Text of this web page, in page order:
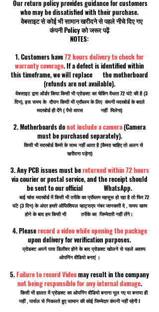
Our return policy provides guidance for customers
who may be dissatisfied with their purchase.
वेबसाइट से कोई भी सामान खरीदने से पहले नीचे दिए गए
कंपनी Policy को जरूर पढ़ें
NOTES:
1. Customers have72 hours delivery to check for
warranty coverage. If a defect is identified within
this timeframe, we will replace the motherboard
(refunds are not available).
वेबसाइट द्वारा ऑर्डर किया किसी भी प्रोडक्ट का चेकिंग वैधता 72 घंटे की है (3
दिन), इस समय के दौरान किसी भी प्रॉब्लम के लिए कंपनी मदरबोर्ड के बदले
मदरबोर्ड ही देंगे ( पैसे वापस नहीं मिलेगा)
2. Motherboards donot include a camera(Camera
must be purchased separately).
किसी भी मदरबोर्ड कैमरे के साथ नहीं आता है (कैमरा चाहिए तो अलग से
खरीदना पड़ेगा)
3. Any PCB issues must bereturned within 72 hours
via courier or postal service, and the receipt should
be sent to our official WhatsApp.
बाई चांस मदरबोर्ड में किसी भी तरीके का प्रॉब्लम महसूस हो रहा है तो फिर 72
घंटे (3 दिन) के अंदर हमारे ऑफिशियल व्हाट्सएप नंबर जानकारी दे , समय खत्म
होने के बाद हम किसी भी तरीके का जिम्मेदारी नहीं लेंगे।
4. Pleaserecord a video while opening the package
upon delivery for verification purposes.
प्रोडक्ट अपने पास डिलीवर होने के बाद प्रोडक्ट खोलने से पहले अवश्य
ओपनिंग वीडियो बनाएं ।
5.Failure to record Videomay result in the company
not being responsible for any internal damage.
किसी भी हालत में प्रोडक्ट का ओपनिंग वीडियो बनाना भूल गए या बनाया ही
नहीं , पार्सल से निकलते हुए सामान की कोई जिम्मेदार कंपनी नहीं रहेगी I